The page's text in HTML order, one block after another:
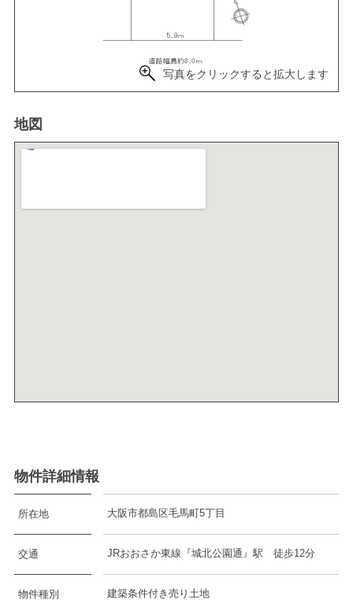
写真をクリックすると拡大します
地図
物件詳細情報
所在地 大阪市都島区毛馬町5丁目
交通 JRおおさか東線『城北公園通』駅 徒歩12分
物件種別 建築条件付き売り土地